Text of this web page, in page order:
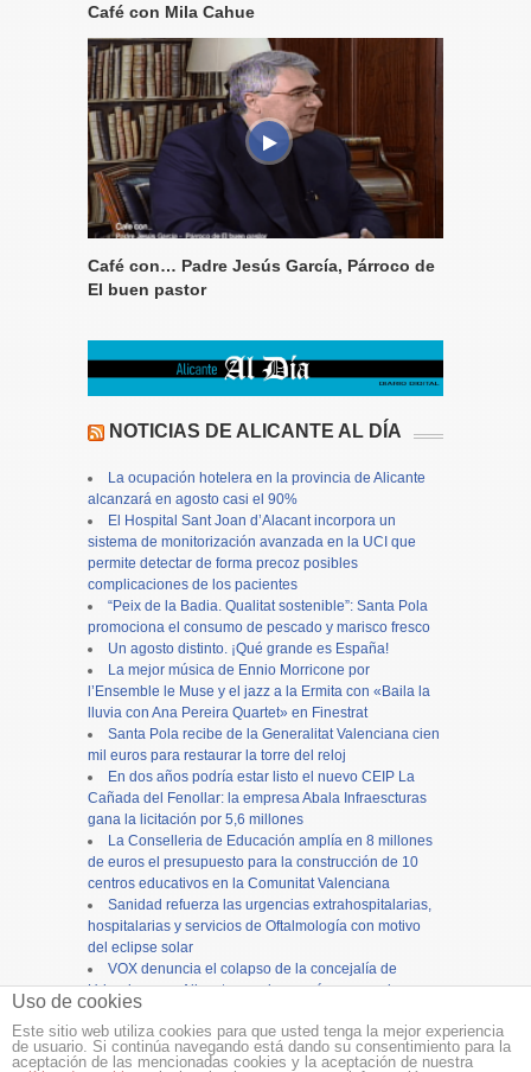
Café con Mila Cahue
Café con… Padre Jesús García, Párroco de
El buen pastor
NOTICIAS DE ALICANTE AL DÍA
La ocupación hotelera en la provincia de Alicante
alcanzará en agosto casi el 90%
El Hospital Sant Joan d’Alacant incorpora un
sistema de monitorización avanzada en la UCI que
permite detectar de forma precoz posibles
complicaciones de los pacientes
“Peix de la Badia. Qualitat sostenible”: Santa Pola
promociona el consumo de pescado y marisco fresco
Un agosto distinto. ¡Qué grande es España!
La mejor música de Ennio Morricone por
l’Ensemble le Muse y el jazz a la Ermita con «Baila la
lluvia con Ana Pereira Quartet» en Finestrat
Santa Pola recibe de la Generalitat Valenciana cien
mil euros para restaurar la torre del reloj
En dos años podría estar listo el nuevo CEIP La
Cañada del Fenollar: la empresa Abala Infraescturas
gana la licitación por 5,6 millones
La Conselleria de Educación amplía en 8 millones
de euros el presupuesto para la construcción de 10
centros educativos en la Comunitat Valenciana
Sanidad refuerza las urgencias extrahospitalarias,
hospitalarias y servicios de Oftalmología con motivo
del eclipse solar
VOX denuncia el colapso de la concejalía de
Urbanismo en Alicante y reclama más personal para
evitar el bloqueo de inversiones
Copyright ©12tvy12endigital.es
Uso de cookies
Este sitio web utiliza cookies para que usted tenga la mejor experiencia
de usuario. Si continúa navegando está dando su consentimiento para la
aceptación de las mencionadas cookies y la aceptación de nuestra